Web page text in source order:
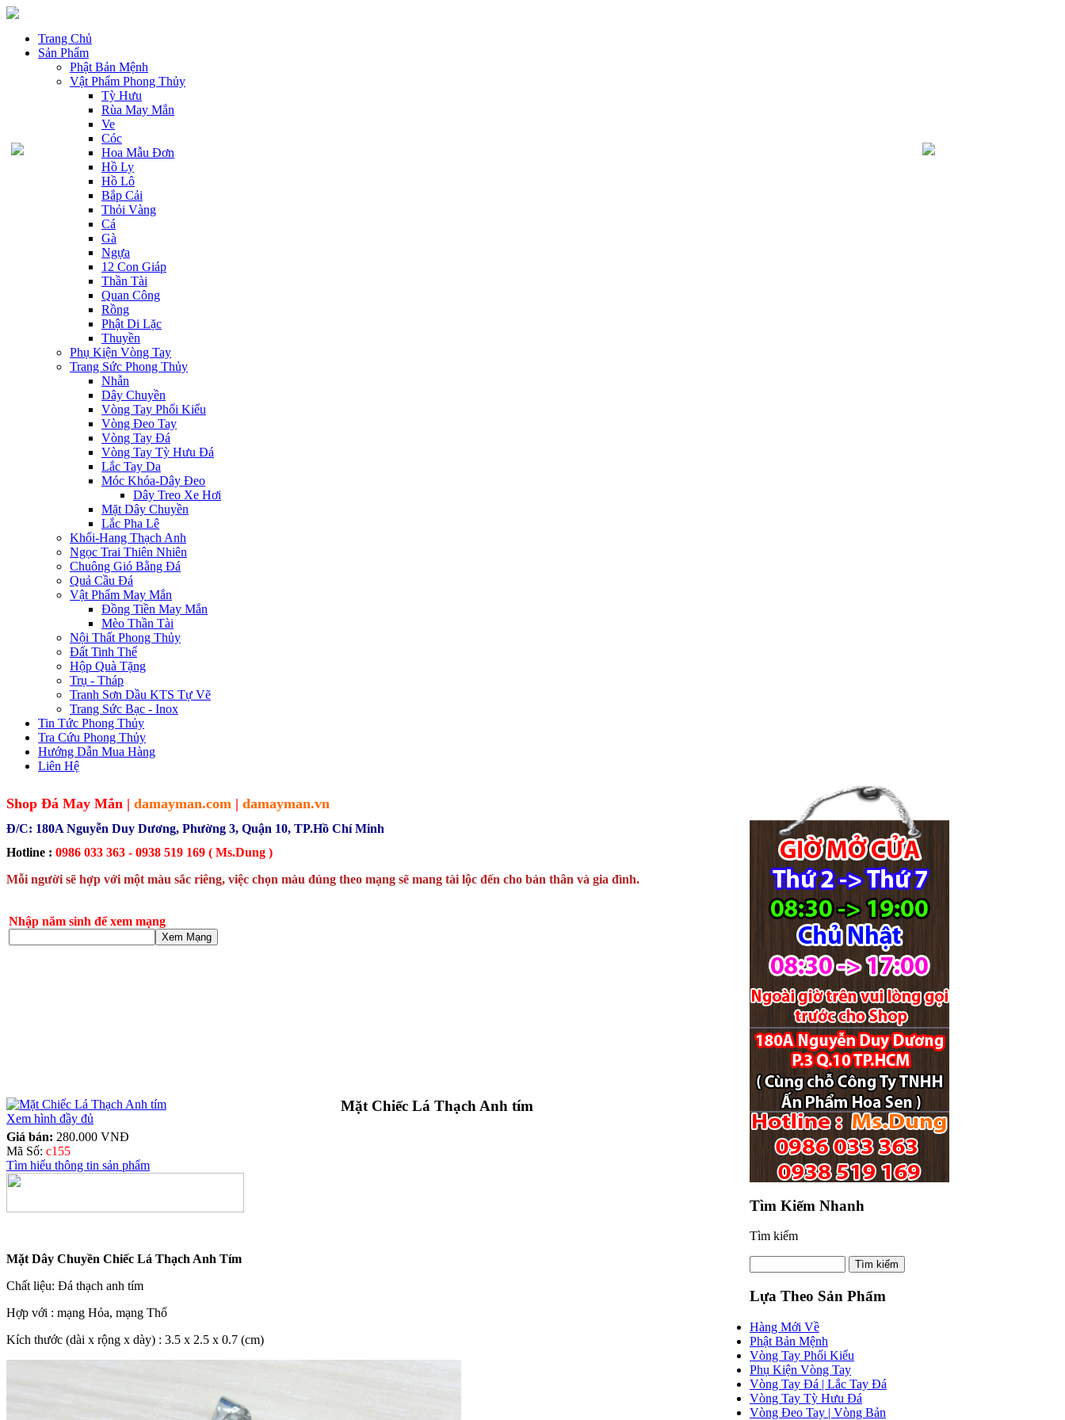
Trang Chủ
Sản Phẩm
Phật Bản Mệnh
Vật Phẩm Phong Thủy
Tỳ Hưu
Rùa May Mắn
Ve
Cóc
Hoa Mẫu Đơn
Hồ Ly
Hồ Lô
Bắp Cải
Thỏi Vàng
Cá
Gà
Ngựa
12 Con Giáp
Thần Tài
Quan Công
Rồng
Phật Di Lặc
Thuyền
Phụ Kiện Vòng Tay
Trang Sức Phong Thủy
Nhẫn
Dây Chuyền
Vòng Tay Phối Kiểu
Vòng Đeo Tay
Vòng Tay Đá
Vòng Tay Tỳ Hưu Đá
Lắc Tay Da
Móc Khóa-Dây Đeo
Dây Treo Xe Hơi
Mặt Dây Chuyền
Lắc Pha Lê
Khối-Hang Thạch Anh
Ngọc Trai Thiên Nhiên
Chuông Gió Bằng Đá
Quả Cầu Đá
Vật Phẩm May Mắn
Đồng Tiền May Mắn
Mèo Thần Tài
Nội Thất Phong Thủy
Đất Tinh Thể
Hộp Quà Tặng
Trụ - Tháp
Tranh Sơn Dầu KTS Tự Vẽ
Trang Sức Bạc - Inox
Tin Tức Phong Thủy
Tra Cứu Phong Thủy
Hướng Dẫn Mua Hàng
Liên Hệ
Shop Đá May Mắn | damayman.com | damayman.vn
Đ/C: 180A Nguyễn Duy Dương, Phường 3, Quận 10, TP.Hồ Chí Minh
Hotline : 0986 033 363 - 0938 519 169 ( Ms.Dung )
Mỗi người sẽ hợp với một màu sắc riêng, việc chọn màu đúng theo mạng sẽ mang tài lộc đến cho bản thân và gia đình.
Nhập năm sinh để xem mạng
Xem Mạng
Xem hình đầy đủ
Mặt Chiếc Lá Thạch Anh tím
Giá bán: 280.000 VNĐ
Mã Số: c155
Tìm hiểu thông tin sản phẩm
Mặt Dây Chuyền Chiếc Lá Thạch Anh Tím
Chất liệu: Đá thạch anh tím
Hợp với : mạng Hỏa, mạng Thổ
Kích thước (dài x rộng x dày) : 3.5 x 2.5 x 0.7 (cm)
Tìm Kiếm Nhanh
Tìm kiếm
Lựa Theo Sản Phẩm
Hàng Mới Về
Phật Bản Mệnh
Vòng Tay Phối Kiểu
Phụ Kiện Vòng Tay
Vòng Tay Đá | Lắc Tay Đá
Vòng Tay Tỳ Hưu Đá
Vòng Đeo Tay | Vòng Bản